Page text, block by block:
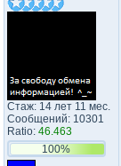
Стаж: 14 лет 11 мес.
Сообщений: 10301
Ratio: 46.463
100%